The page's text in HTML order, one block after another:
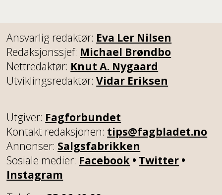
Ansvarlig redaktør: Eva Ler Nilsen
Redaksjonssjef: Michael Brøndbo
Nettredaktør: Knut A. Nygaard
Utviklingsredaktør:Vidar Eriksen
Utgiver: Fagforbundet
Kontakt redaksjonen: tips@fagbladet.no
Annonser: Salgsfabrikken
Sosiale medier: Facebook • Twitter •
Instagram